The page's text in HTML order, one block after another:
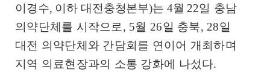
이경수, 이하 대전충청본부)는 4월 22일 충남
의약단체를 시작으로 , 5월 26일 충북, 28일
대전 의약단체와 간담회를 연이어 개최하며
지역 의료현장과의 소통 강화에 나섰다.